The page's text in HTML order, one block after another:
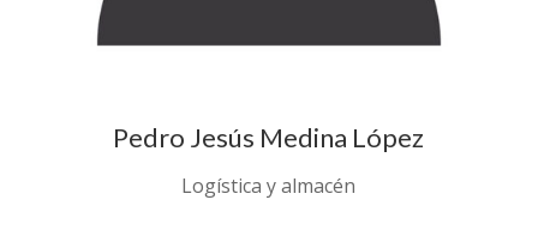
Pedro Jesús Medina López
Logística y almacén